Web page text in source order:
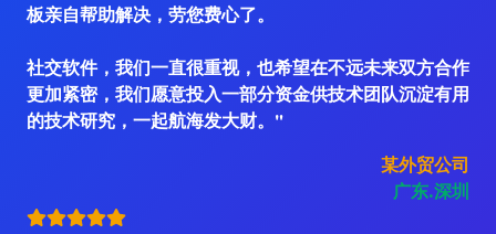
板亲自帮助解决，劳您费心了。
社交软件，我们一直很重视，也希望在不远未来双方合作
更加紧密，我们愿意投入一部分资金供技术团队沉淀有用
的技术研究，一起航海发大财。"
某外贸公司
广东.深圳